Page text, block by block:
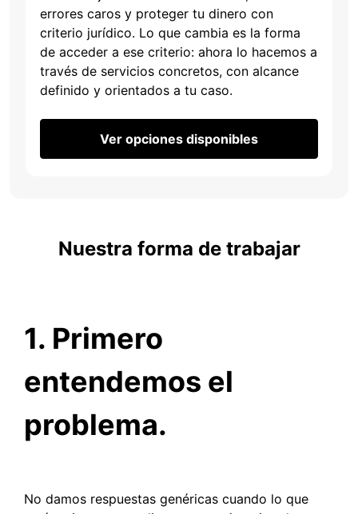
errores caros y proteger tu dinero con
criterio jurídico. Lo que cambia es la forma
de acceder a ese criterio: ahora lo hacemos a
través de servicios concretos, con alcance
definido y orientados a tu caso.
Ver opciones disponibles
Nuestra forma de trabajar
1. Primero
entendemos el
problema.
No damos respuestas genéricas cuando lo que